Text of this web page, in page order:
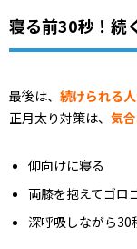
寝る前30秒！続
最後は、 続けられる
正月太り対策は、 気
仰向けに寝る
両膝を抱えてゴロ
深呼吸しながら30